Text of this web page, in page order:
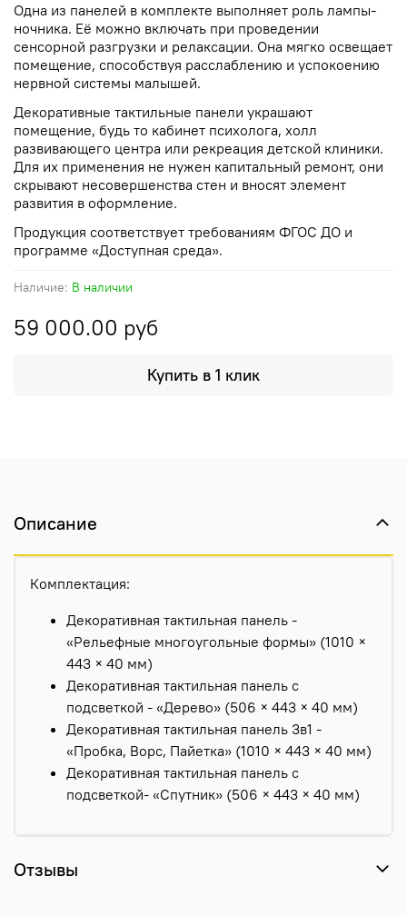
Наличие: В наличии
59 000.00 руб
Купить в 1 клик
Одна из панелей в комплекте выполняет роль лампы-
ночника. Её можно включать при проведении
сенсорной разгрузки и релаксации. Она мягко освещает
помещение, способствуя расслаблению и успокоению
нервной системы малышей.
Декоративные тактильные панели украшают
помещение, будь то кабинет психолога, холл
развивающего центра или рекреация детской клиники.
Для их применения не нужен капитальный ремонт, они
скрывают несовершенства стен и вносят элемент
развития в оформление.
Продукция соответствует требованиям ФГОС ДО и
программе «Доступная среда».
Описание
Комплектация:
Декоративная тактильная панель -
«Рельефные многоугольные формы» (1010 ×
443 × 40 мм)
Декоративная тактильная панель с
подсветкой - «Дерево» (506 × 443 × 40 мм)
Декоративная тактильная панель 3в1 -
«Пробка, Ворс, Пайетка» (1010 × 443 × 40 мм)
Декоративная тактильная панель с
подсветкой- «Спутник» (506 × 443 × 40 мм)
Отзывы